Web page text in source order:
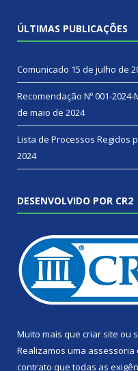
ÚLTIMAS PUBLICAÇÕES
Comunicado 15 de julho de
Recomendação Nº 001-2024-
de maio de 2024
Lista de Processos Regidos
2024
DESENVOLVIDO POR CR2
Muito mais que criar site ou
Realizamos uma assessoria
contrato que todas as